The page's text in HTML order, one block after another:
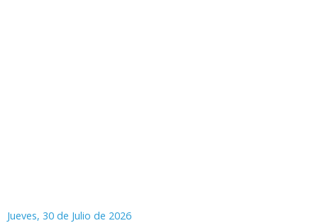
Jueves, 30 de Julio de 2026